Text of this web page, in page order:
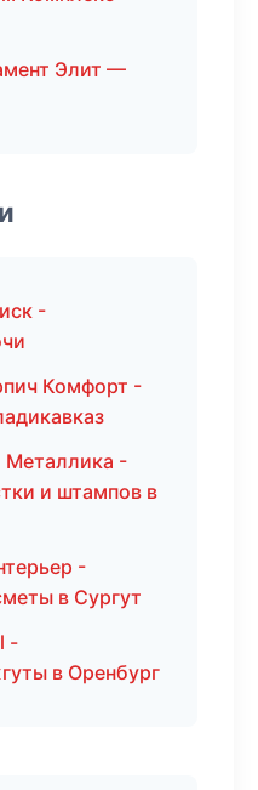
Элит —
-
Комфорт -
Металлика -
и штампов в
-
в Сургут
-
в Оренбург